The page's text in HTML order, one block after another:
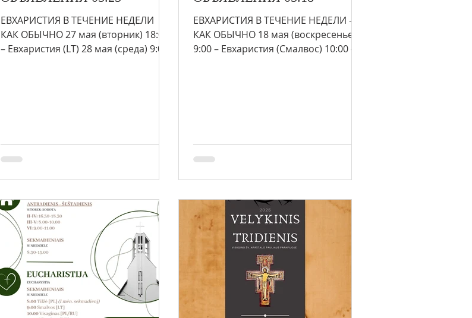
ЕВХАРИСТИЯ В ТЕЧЕНИЕ НЕДЕЛИ
КАК ОБЫЧНО 27 мая (вторник) 18:00
– Евхаристия (LT) 28 мая (среда) 9:00
ЕВХАРИСТИЯ В ТЕЧЕНИЕ НЕДЕЛИ –
КАК ОБЫЧНО 18 мая (воскресенье)
9:00 – Евхаристия (Смалвос) 10:00 –